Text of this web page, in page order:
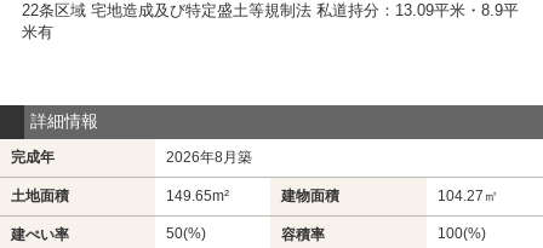
22条区域 宅地造成及び特定盛土等規制法 私道持分：13.09平米・8.9平
米有
詳細情報
完成年 2026年8月築
土地面積 149.65m² 建物面積 104.27㎡
建ぺい率 50(%) 容積率 100(%)